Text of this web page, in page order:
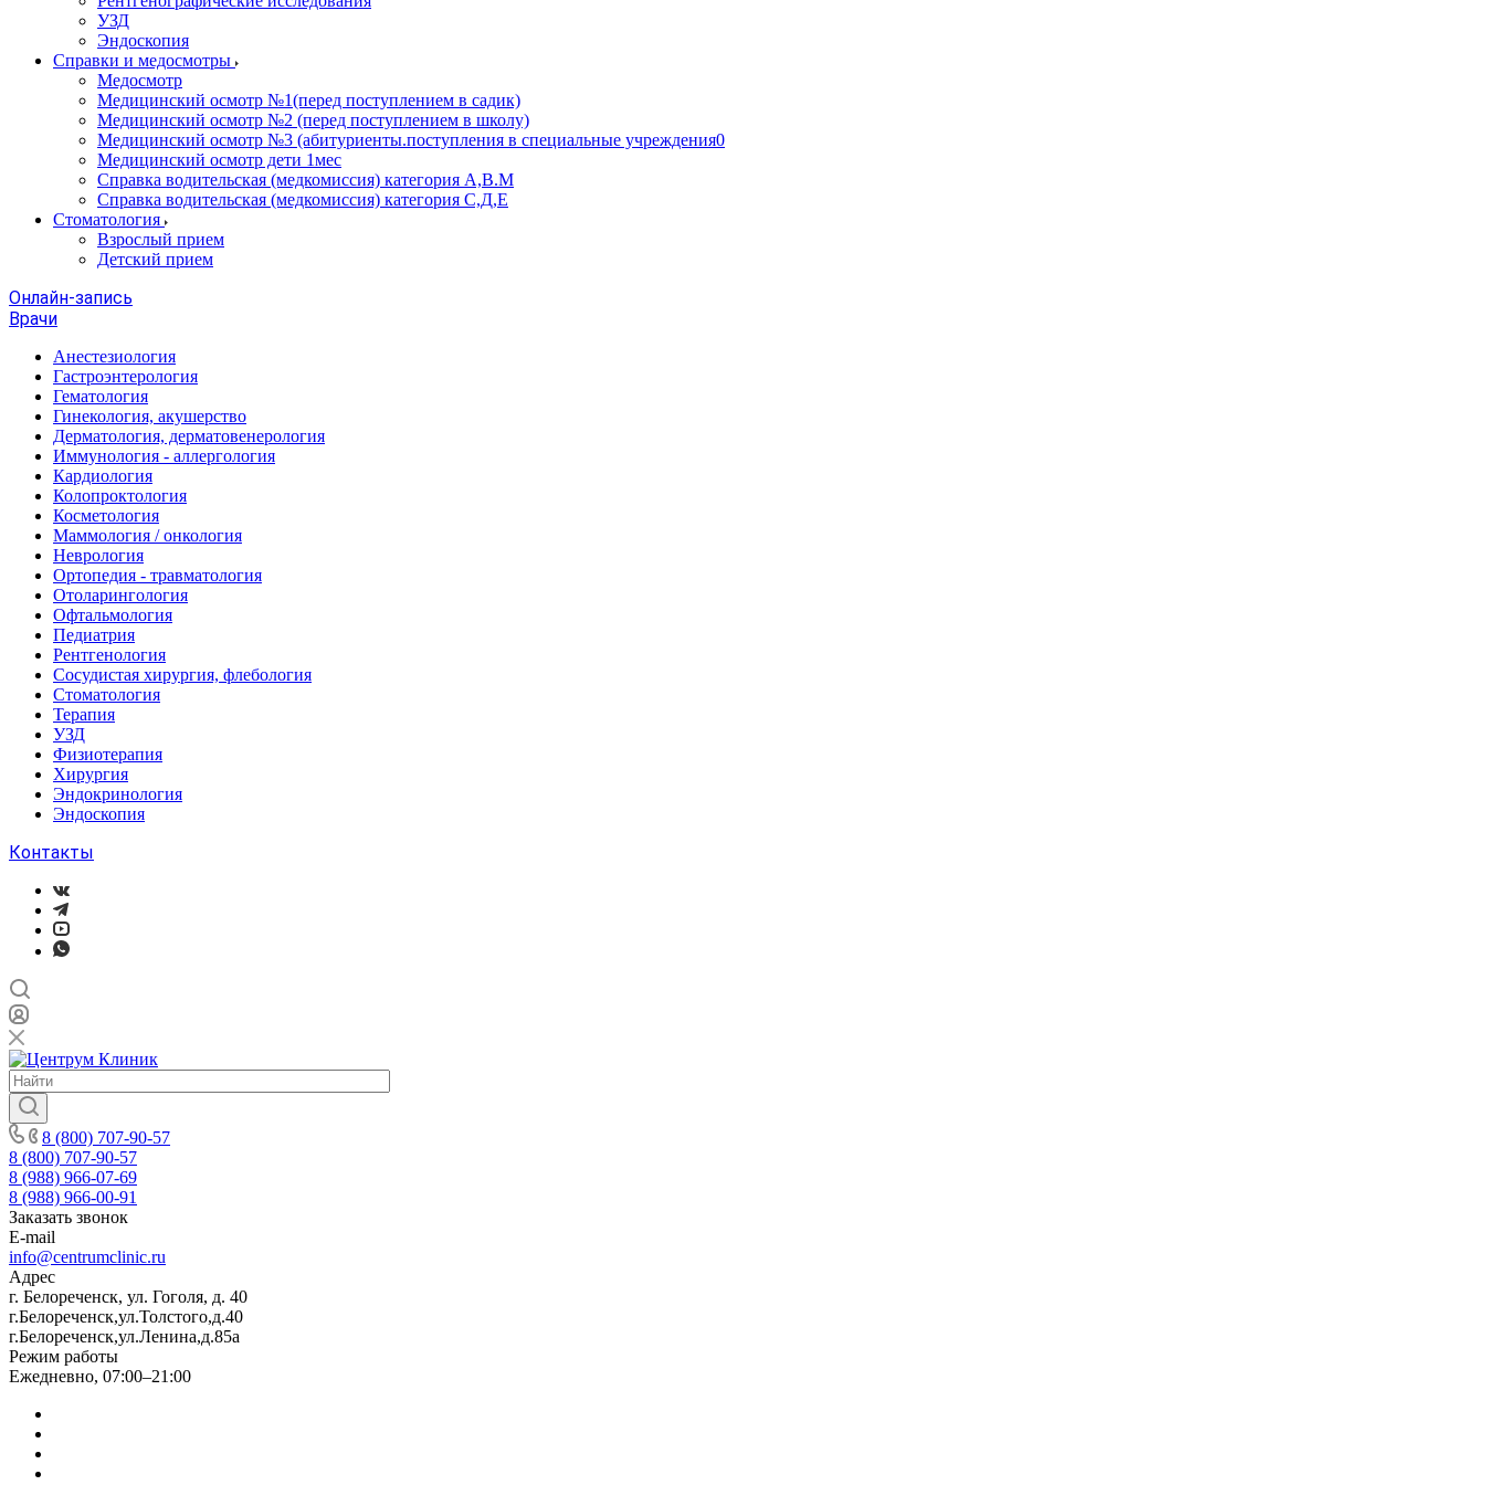
УЗД
Эндоскопия
Справки и медосмотры
Медосмотр
Медицинский осмотр №1(перед поступлением в садик)
Медицинский осмотр №2 (перед поступлением в школу)
Медицинский осмотр №3 (абитуриенты.поступления в специальные учреждения0
Медицинский осмотр дети 1мес
Справка водительская (медкомиссия) категория А,В.М
Справка водительская (медкомиссия) категория С,Д,Е
Стоматология
Взрослый прием
Детский прием
Онлайн-запись
Врачи
Анестезиология
Гастроэнтерология
Гематология
Гинекология, акушерство
Дерматология, дерматовенерология
Иммунология - аллергология
Кардиология
Колопроктология
Косметология
Маммология / онкология
Неврология
Ортопедия - травматология
Отоларингология
Офтальмология
Педиатрия
Рентгенология
Сосудистая хирургия, флебология
Стоматология
Терапия
УЗД
Физиотерапия
Хирургия
Эндокринология
Эндоскопия
Контакты
8 (800) 707-90-57
8 (800) 707-90-57
8 (988) 966-07-69
8 (988) 966-00-91
Заказать звонок
E-mail
info@centrumclinic.ru
Адрес
г. Белореченск, ул. Гоголя, д. 40
г.Белореченск,ул.Толстого,д.40
г.Белореченск,ул.Ленина,д.85а
Режим работы
Ежедневно, 07:00–21:00